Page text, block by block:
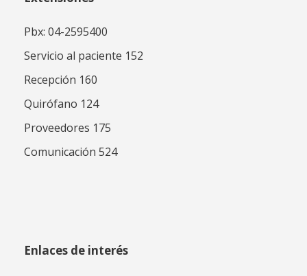
Pbx: 04-2595400
Servicio al paciente 152
Recepción 160
Quirófano 124
Proveedores 175
Comunicación 524
Enlaces de interés